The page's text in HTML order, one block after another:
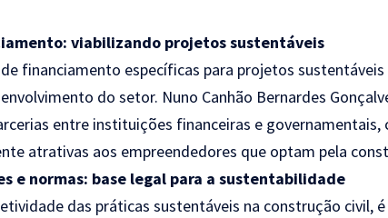
viabilizando projetos sustentáveis
de financiamento específicas para projetos
do setor. Nuno Canhão Bernardes
entre instituições financeiras e
atrativas aos empreendedores que optam pela
e normas: base legal para a sustentabilidade
das práticas sustentáveis na construção civil,